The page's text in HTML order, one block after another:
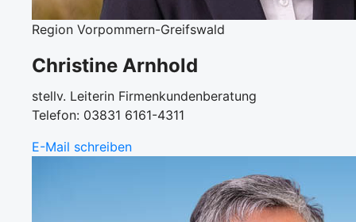
Region Vorpommern-Greifswald
Christine Arnhold
stellv. Leiterin Firmenkundenberatung
Telefon: 03831 6161-4311
E-Mail schreiben